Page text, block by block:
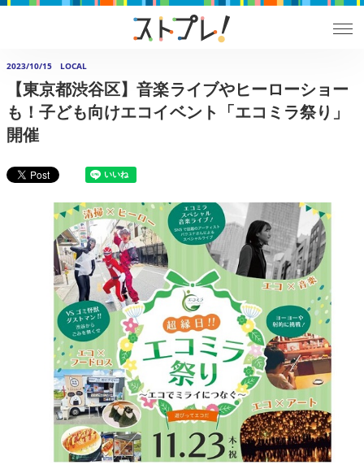
2023/10/15 LOCAL
【東京都渋谷区】音楽ライブやヒーローショー
も！子ども向けエコイベント「エコミラ祭り」
開催